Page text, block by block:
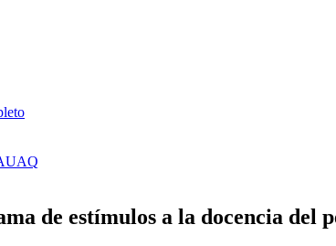
de estímulos a la docencia del